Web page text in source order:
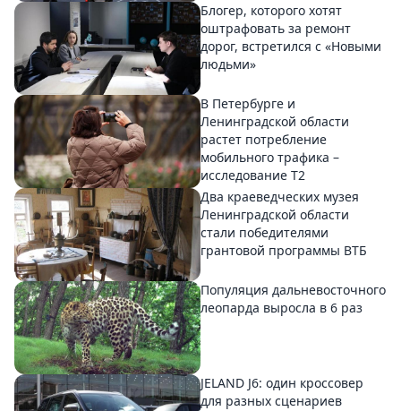
Блогер, которого хотят
оштрафовать за ремонт
дорог, встретился с «Новыми
людьми»
В Петербурге и
Ленинградской области
растет потребление
мобильного трафика –
исследование T2
Два краеведческих музея
Ленинградской области
стали победителями
грантовой программы ВТБ
Популяция дальневосточного
леопарда выросла в 6 раз
JELAND J6: один кроссовер
для разных сценариев